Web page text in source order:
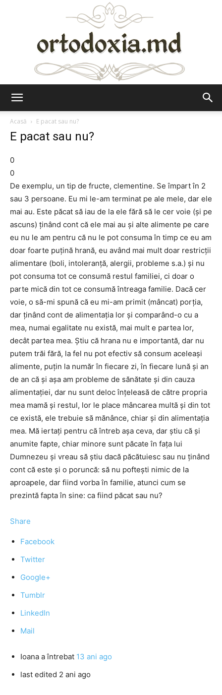
Acasă
E pacat sau nu?
E pacat sau nu?
0
0
De exemplu, un tip de fructe, clementine. Se împart în 2
sau 3 persoane. Eu mi le-am terminat pe ale mele, dar ele
mai au. Este păcat să iau de la ele fără să le cer voie (şi pe
ascuns) ţinând cont că ele mai au şi alte alimente pe care
eu nu le am pentru că nu le pot consuma în timp ce eu am
doar foarte puţină hrană, eu având mai mult doar restricţii
alimentare (boli, intoleranţă, alergii, probleme s.a.) şi nu
pot consuma tot ce consumă restul familiei, ci doar o
parte mică din tot ce consumă întreaga familie. Dacă cer
voie, o să-mi spună că eu mi-am primit (mâncat) porţia,
dar ţinând cont de alimentaţia lor şi comparând-o cu a
mea, numai egalitate nu există, mai mult e partea lor,
decât partea mea. Ştiu că hrana nu e importantă, dar nu
putem trăi fără, la fel nu pot efectiv să consum aceleaşi
alimente, puţin la număr în fiecare zi, în fiecare lună şi an
de an că şi aşa am probleme de sănătate şi din cauza
alimentaţiei, dar nu sunt deloc înţeleasă de către propria
mea mamă şi restul, lor le place mâncarea multă şi din tot
ce există, ele trebuie să mănânce, chiar şi din alimentaţia
mea. Mă iertaţi pentru că întreb aşa ceva, dar ştiu că şi
anumite fapte, chiar minore sunt păcate în faţa lui
Dumnezeu şi vreau să ştiu dacă păcătuiesc sau nu ţinând
cont că este şi o poruncă: să nu pofteşti nimic de la
aproapele, dar fiind vorba în familie, atunci cum se
prezintă fapta în sine: ca fiind păcat sau nu?
Share
Facebook
Twitter
Google+
Tumblr
LinkedIn
Mail
Ioana a întrebat 13 ani ago
last edited 2 ani ago